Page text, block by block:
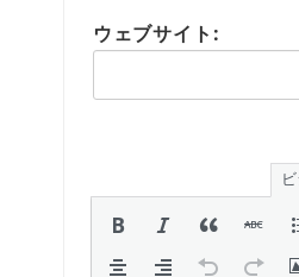
ウェブサイト: